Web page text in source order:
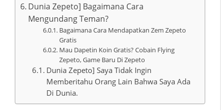
Dunia Zepeto] Bagaimana Cara
Mengundang Teman?
Bagaimana Cara Mendapatkan Zem Zepeto
Gratis
Mau Dapetin Koin Gratis? Cobain Flying
Zepeto, Game Baru Di Zepeto
Dunia Zepeto] Saya Tidak Ingin
Memberitahu Orang Lain Bahwa Saya Ada
Di Dunia.